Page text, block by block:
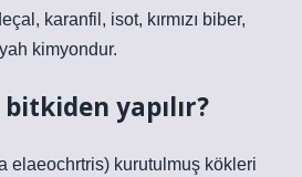
karanfil, isot, kırmızı biber,
kimyondur.
yapılır?
elaeochrtris) kurutulmuş kökleri